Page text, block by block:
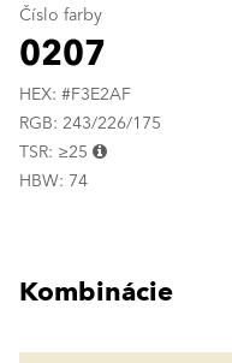
Číslo farby
0207
HEX: #F3E2AF
RGB: 243/226/175
TSR: ≥25
HBW: 74
Kombinácie